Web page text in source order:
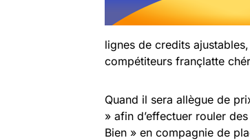
lignes de credits
compétiteurs françlatte
Quand il sera allègue de
» afin d’effectuer rouler
Bien » en compagnie de